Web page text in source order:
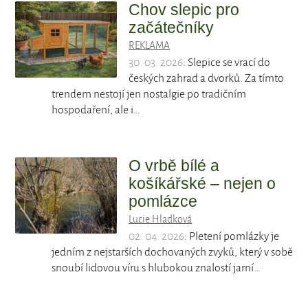
Chov slepic pro
začátečníky
REKLAMA
30. 03. 2026: Slepice se vrací do
českých zahrad a dvorků. Za tímto
trendem nestojí jen nostalgie po tradičním
hospodaření, ale i…
O vrbě bílé a
košíkářské – nejen o
pomlázce
Lucie Hladková
02. 04. 2026: Pletení pomlázky je
jedním z nejstarších dochovaných zvyků, který v sobě
snoubí lidovou víru s hlubokou znalostí jarní…